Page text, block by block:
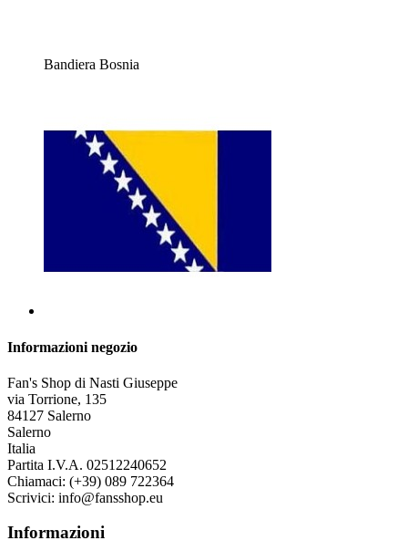
Bandiera Bosnia
Informazioni negozio
Fan's Shop di Nasti Giuseppe
via Torrione, 135
84127 Salerno
Salerno
Italia
Partita I.V.A. 02512240652
Chiamaci: (+39) 089 722364
Scrivici: info@fansshop.eu
Informazioni